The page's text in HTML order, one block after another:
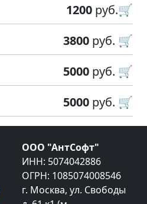
1200 руб.🛒
3800 руб. 🛒
5000 руб. 🛒
5000 руб. 🛒
ООО "АнтСофт"
ИНН: 5074042886
ОГРН: 1085074008546
г. Москва, ул. Свободы